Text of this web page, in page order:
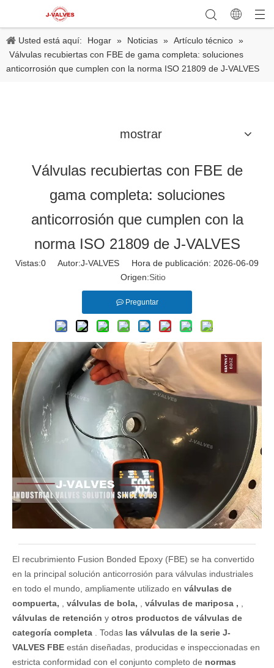
Usted está aquí: Hogar » Noticias » Artículo técnico »
Válvulas recubiertas con FBE de gama completa: soluciones
anticorrosión que cumplen con la norma ISO 21809 de J-VALVES
mostrar
Válvulas recubiertas con FBE de
gama completa: soluciones
anticorrosión que cumplen con la
norma ISO 21809 de J-VALVES
Vistas:0 Autor:J-VALVES Hora de publicación: 2026-06-09
Origen:Sitio
Preguntar
El recubrimiento Fusion Bonded Epoxy (FBE) se ha convertido
en la principal solución anticorrosión para válvulas industriales
en todo el mundo, ampliamente utilizado en válvulas de
compuerta, , válvulas de bola, , válvulas de mariposa , ,
válvulas de retención y otros productos de válvulas de
categoría completa . Todas las válvulas de la serie J-
VALVES FBE están diseñadas, producidas e inspeccionadas en
estricta conformidad con el conjunto completo de normas